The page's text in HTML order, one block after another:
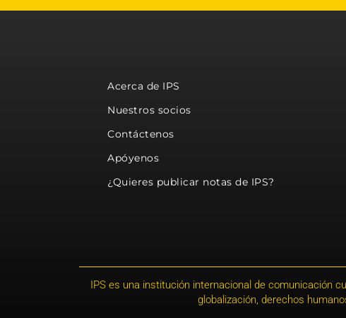
Acerca de IPS
Nuestros socios
Contáctenos
Apóyenos
¿Quieres publicar notas de IPS?
IPS es una institución internacional de comunicación
globalización, derechos